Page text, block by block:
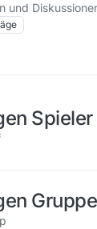
und
Spieler